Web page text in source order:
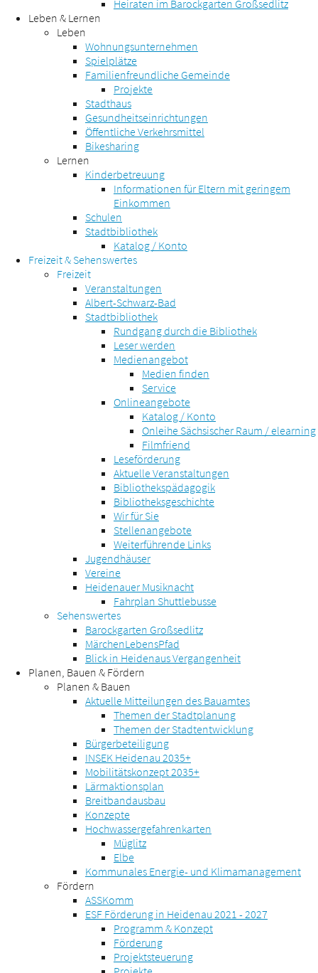
Heiraten im Barockgarten Großsedlitz
Leben & Lernen
Leben
Wohnungsunternehmen
Spielplätze
Familienfreundliche Gemeinde
Projekte
Stadthaus
Gesundheitseinrichtungen
Öffentliche Verkehrsmittel
Bikesharing
Lernen
Kinderbetreuung
Informationen für Eltern mit geringem
Einkommen
Schulen
Stadtbibliothek
Katalog / Konto
Freizeit & Sehenswertes
Freizeit
Veranstaltungen
Albert-Schwarz-Bad
Stadtbibliothek
Rundgang durch die Bibliothek
Leser werden
Medienangebot
Medien finden
Service
Onlineangebote
Katalog / Konto
Onleihe Sächsischer Raum / elearning
Filmfriend
Leseförderung
Aktuelle Veranstaltungen
Bibliothekspädagogik
Bibliotheksgeschichte
Wir für Sie
Stellenangebote
Weiterführende Links
Jugendhäuser
Vereine
Heidenauer Musiknacht
Fahrplan Shuttlebusse
Sehenswertes
Barockgarten Großsedlitz
MärchenLebensPfad
Blick in Heidenaus Vergangenheit
Planen, Bauen & Fördern
Planen & Bauen
Aktuelle Mitteilungen des Bauamtes
Themen der Stadtplanung
Themen der Stadtentwicklung
Bürgerbeteiligung
INSEK Heidenau 2035+
Mobilitätskonzept 2035+
Lärmaktionsplan
Breitbandausbau
Konzepte
Hochwassergefahrenkarten
Müglitz
Elbe
Kommunales Energie- und Klimamanagement
Fördern
ASSKomm
ESF Förderung in Heidenau 2021 - 2027
Programm & Konzept
Förderung
Projektsteuerung